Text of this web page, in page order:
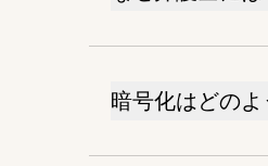
暗号化はどの